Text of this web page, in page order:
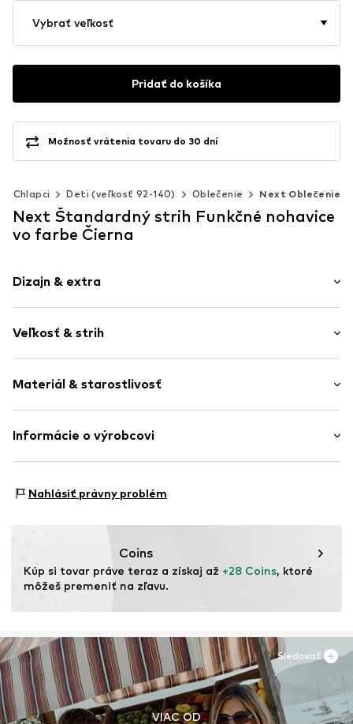
Vybrať veľkosť
Pridať do košíka
Možnosť vrátenia tovaru do 30 dní
Chlapci Deti (veľkosť 92-140) Oblečenie Next Oblečenie
Next Štandardný strih Funkčné nohavice
vo farbe Čierna
Dizajn & extra
Bavlna
Pás s tunelovým sťahovaním v spodnom leme
Švy tón v tóne
Číslo položky NXTlr65001000001
Veľkosť & strih
Strih: Štandardný strih
Materiál & starostlivosť
Materiál: 80% Bavlna, 20% Polyester - PES (recyklovaný)
Informácie o výrobcovi
81379 München
Nahlásiť právny problém
Coins
Kúp si tovar práve teraz a získaj až +28 Coins, ktoré
môžeš premeniť na zľavu.
VIAC OD
Sledovať